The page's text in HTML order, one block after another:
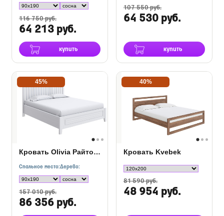
116 750 руб.
64 213 руб.
купить
107 550 руб.
64 530 руб.
купить
45%
Кровать Olivia Райтон с подъемным механизмом
Спальное место:Дерево:
157 010 руб.
86 356 руб.
40%
Кровать Kvebek
81 590 руб.
48 954 руб.